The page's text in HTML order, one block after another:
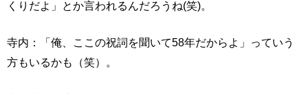
くりだよ」とか言われるんだろうね(笑)。
寺内：「俺、ここの祝詞を聞いて58年だからよ」っていう
方もいるかも（笑）。